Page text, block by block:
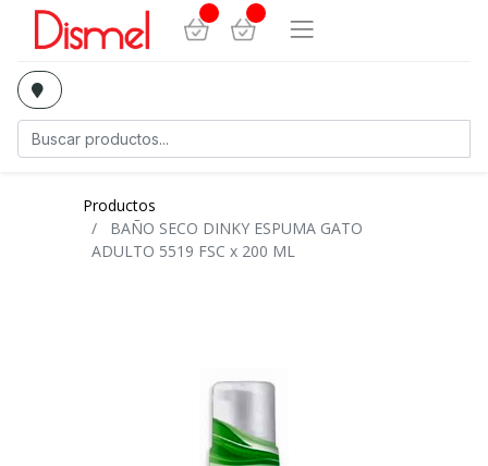
Productos
BAÑO SECO DINKY ESPUMA GATO
ADULTO 5519 FSC x 200 ML